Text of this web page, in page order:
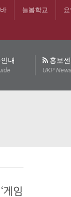
늘봄학교
내 홍보
UKP News
임